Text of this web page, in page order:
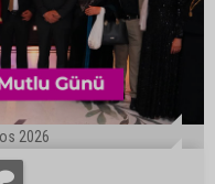
2026